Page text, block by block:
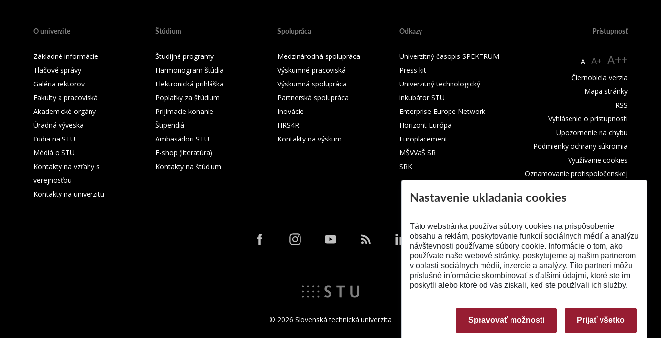
O univerzite
Základné informácie
Tlačové správy
Galéria rektorov
Fakulty a pracoviská
Akademické orgány
Úradná výveska
Ľudia na STU
Médiá o STU
Kontakty na vzťahy s
verejnosťou
Kontakty na univerzitu
Štúdium
Študijné programy
Harmonogram štúdia
Elektronická prihláška
Poplatky za štúdium
Prijímacie konanie
Štipendiá
Ambasádori STU
E-shop (literatúra)
Kontakty na štúdium
Spolupráca
Medzinárodná spolupráca
Výskumné pracoviská
Výskumná spolupráca
Partnerská spolupráca
Inovácie
HRS4R
Kontakty na výskum
Odkazy
Univerzitný časopis SPEKTRUM
Press kit
Univerzitný technologický
inkubátor STU
Enterprise Europe Network
Horizont Európa
Europlacement
MŠVVaŠ SR
SRK
Prístupnosť
A A+ A++
Čiernobiela verzia
Mapa stránky
RSS
Vyhlásenie o prístupnosti
Upozornenie na chybu
Podmienky ochrany súkromia
Využívanie cookies
Oznamovanie protispoločenskej
© 2026 Slovenská technická univerzita
Nastavenie ukladania cookies
Táto webstránka používa súbory cookies na prispôsobenie
obsahu a reklám, poskytovanie funkcií sociálnych médií a analýzu
návštevnosti používame súbory cookie. Informácie o tom, ako
používate naše webové stránky, poskytujeme aj našim partnerom
v oblasti sociálnych médií, inzercie a analýzy. Títo partneri môžu
príslušné informácie skombinovať s ďalšími údajmi, ktoré ste im
poskytli alebo ktoré od vás získali, keď ste používali ich služby.
Spravovať možnosti Prijať všetko